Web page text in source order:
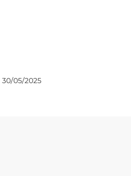
30/05/2025